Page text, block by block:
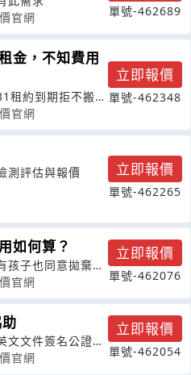
官網 單號-462689
金，不知費用
租約到期拒不搬
及搬
官網
立即報價
單號-462348
測評估與報價
立即報價
單號-462265
如何算？
孩子也同意拋棄雙
幫她在
官網
立即報價
單號-462076
文文件簽名公證以
官網
立即報價
單號-462054